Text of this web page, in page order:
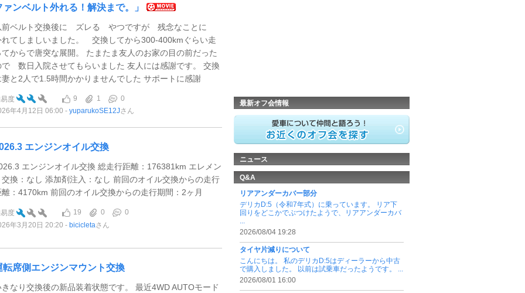
ァンベルト外れる！解決まで。」
前ベルト交換後に ズレる やつですが 残念なことに
れてしましいました。 交換してから300-400kmぐらい走
てからで唐突な展開。 たまたま友人のお家の目の前だった
で 数日入院させてもらいました 友人には感謝です。 交換
妻と2人で1.5時間かかりませんでした サポートに感謝
度 9 1
0
年4月12日 06:00
yuparukoSE12Jさん
エンジンオイル交換
エンジンオイル交換 総走行距離：176381km エレメン
交換：なし 添加剤注入：なし 前回のオイル交換からの走行
離：4170km 前回のオイル交換からの走行期間：2ヶ月
度 19 0
0
年3月20日 20:20
bicicletaさん
転席側エンジンマウント交換
きなり交換後の新品装着状態です。 最近4WD AUTOモード
最新オフ会情報
ニュース
Q&A
リアアンダーカバー部分
デリカD:5（令和7年式）に乗っています。 リア下
回りをどこかでぶつけたようで、リアアンダーカバ
...
2026/08/04 19:28
タイヤ片減りについて
こんにちは。 私のデリカD:5はディーラーから中古
で購入しました。 以前は試乗車だったようです。 ...
2026/08/01 16:00